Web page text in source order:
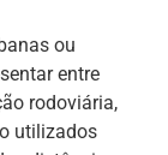
ou
entre
rodoviária,
utilizados